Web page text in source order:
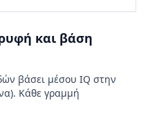
και βάση
βάσει μέσου IQ στην
Κάθε γραμμή